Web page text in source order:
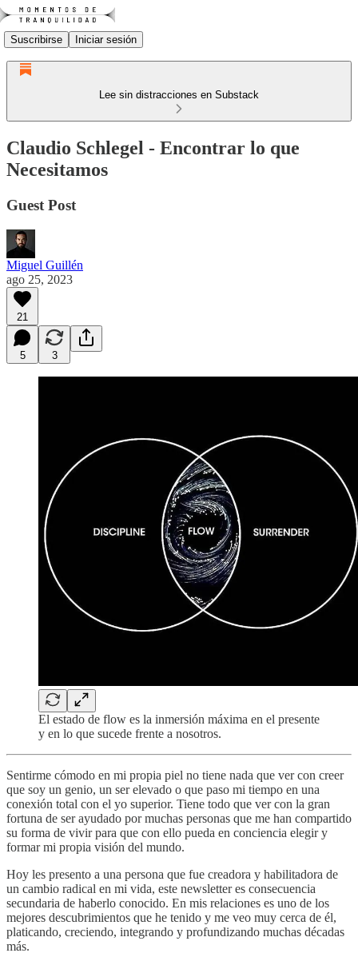
Suscribirse Iniciar sesión
Lee sin distracciones en Substack
Claudio Schlegel - Encontrar lo que
Necesitamos
Guest Post
Miguel Guillén
ago 25, 2023
21
5 3
El estado de flow es la inmersión máxima en el presente
y en lo que sucede frente a nosotros.
Sentirme cómodo en mi propia piel no tiene nada que ver con creer
que soy un genio, un ser elevado o que paso mi tiempo en una
conexión total con el yo superior. Tiene todo que ver con la gran
fortuna de ser ayudado por muchas personas que me han compartido
su forma de vivir para que con ello pueda en conciencia elegir y
formar mi propia visión del mundo.
Hoy les presento a una persona que fue creadora y habilitadora de
un cambio radical en mi vida, este newsletter es consecuencia
secundaria de haberlo conocido. En mis relaciones es uno de los
mejores descubrimientos que he tenido y me veo muy cerca de él,
platicando, creciendo, integrando y profundizando muchas décadas
más.